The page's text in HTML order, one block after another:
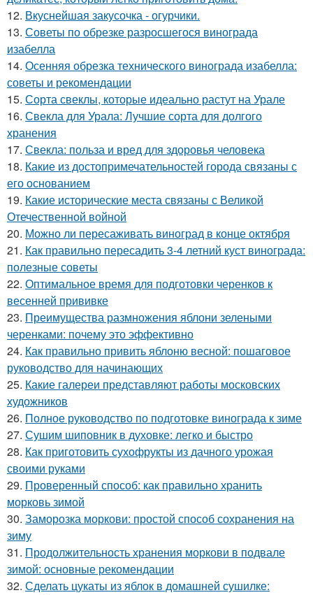
12. Вкуснейшая закусочка - огурчики.
13. Советы по обрезке разросшегося винограда
изабелла
14. Осенняя обрезка технического винограда изабелла:
советы и рекомендации
15. Сорта свеклы, которые идеально растут на Урале
16. Свекла для Урала: Лучшие сорта для долгого
хранения
17. Свекла: польза и вред для здоровья человека
18. Какие из достопримечательностей города связаны с
его основанием
19. Какие исторические места связаны с Великой
Отечественной войной
20. Можно ли пересаживать виноград в конце октября
21. Как правильно пересадить 3-4 летний куст винограда:
полезные советы
22. Оптимальное время для подготовки черенков к
весенней прививке
23. Преимущества размножения яблони зелеными
черенками: почему это эффективно
24. Как правильно привить яблоню весной: пошаговое
руководство для начинающих
25. Какие галереи представляют работы московских
художников
26. Полное руководство по подготовке винограда к зиме
27. Сушим шиповник в духовке: легко и быстро
28. Как приготовить сухофрукты из дачного урожая
своими руками
29. Проверенный способ: как правильно хранить
морковь зимой
30. Заморозка моркови: простой способ сохранения на
зиму
31. Продолжительность хранения моркови в подвале
зимой: основные рекомендации
32. Сделать цукаты из яблок в домашней сушилке: